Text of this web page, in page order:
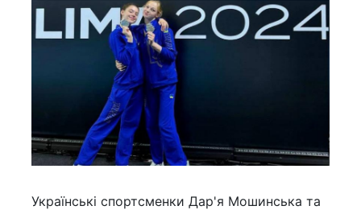
Українські спортсменки Дар'я Мошинська та